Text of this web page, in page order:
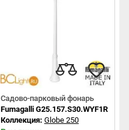
Садово-парковый фонарь
Fumagalli G25.157.S30.WYF1R
Коллекция: Globe 250